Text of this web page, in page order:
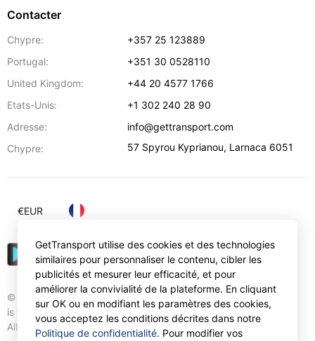
Contacter
Chypre:
+357 25 123889
Portugal:
+351 30 0528110
United Kingdom:
+44 20 4577 1766
Etats-Unis:
+1 302 240 28 90
Adresse:
info@gettransport.com
Chypre:
57 Spyrou Kyprianou, Larnaca 6051
© Gettransport International Limited. GetTransport®
is trademark of Gettransport International Limited.
All rights reserved.
€EUR
GetTransport utilise des cookies et des technologies
similaires pour personnaliser le contenu, cibler les
publicités et mesurer leur efficacité, et pour
améliorer la convivialité de la plateforme. En cliquant
sur OK ou en modifiant les paramètres des cookies,
vous acceptez les conditions décrites dans notre
Politique de confidentialité. Pour modifier vos